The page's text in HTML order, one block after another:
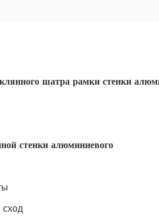
шатра рамки стенки
стенки алюминиевого